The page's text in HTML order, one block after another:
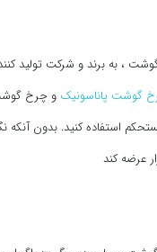
، به برند و شرکت تولید
گوشت پاناسونیک و چرخ
استفاده کنید. بدون